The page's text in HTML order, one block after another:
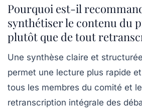
Pourquoi est-il
synthétiser le contenu du
plutôt que de tout
Une synthèse claire et
permet une lecture plus rapide
tous les membres du comité et
retranscription intégrale des